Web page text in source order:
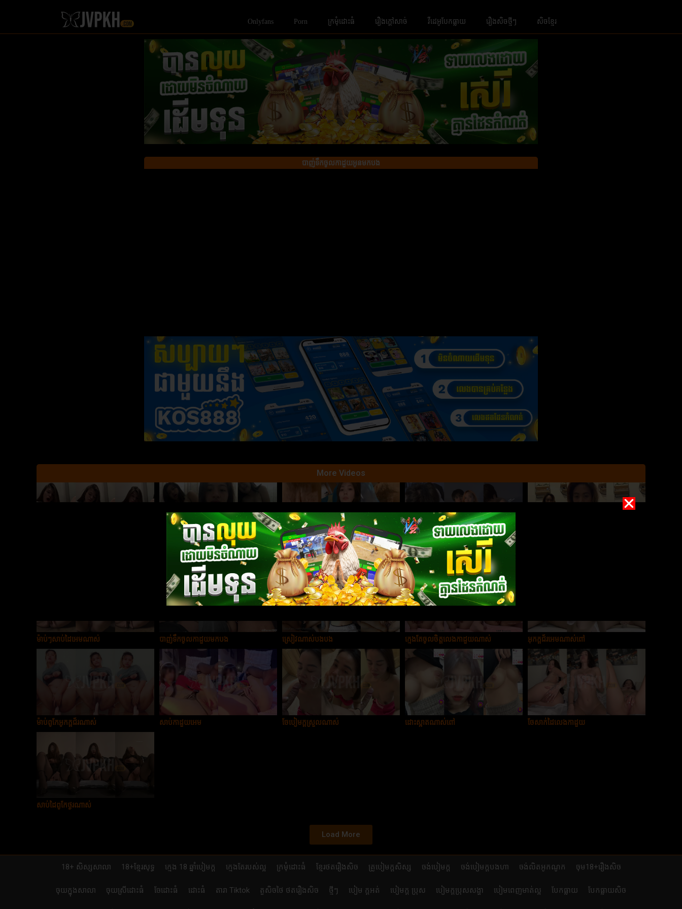
Onlyfans Porn ក្រមំុដោះធំ រឿងក្ដៅសាច់ វីដេអូបែកធ្លាយ រឿងសិចថ្មីៗ សិចខ្មែរ
បាញ់ទឹកចូលកាដួយអូនមកបង
More Videos
អូនសក់ខ្លីលេងអេមណាស់ ញុកក្ដកាដួយអេមណាស់អូន បងពូកែលាំងណាស់
ម៉ាប់ៗសាប់ដៃអេមណាស់ បាញ់ទឹកចូលកាដួយមកបង ស្រៀវណាស់បងបង ក្មេងតែចូលចិត្តលេងកាដួយណាស់ អុកក្ដជ័រអេមណាស់ពៅ
ម៉ាប់ពូកែអូកក្ដជ័រណាស់ សាប់កាដួយអេម ចែបៀមក្ដស្រួលណាស់ ដោះស្អាតណាស់ពៅ ចែសាក់ដៃលេងកាដួយ
សាប់ដៃពូកែថ្ងូរណាស់
Load More
18+ សិស្សសាលា 18+ខ្មែរសុទ្ធ ក្មេង 18 ឆ្នាំបៀមក្ដ ក្មេងតែរបស់ល្អ ក្រមុំដោះធំ ខ្មែរថតរឿងសិច គ្រូបៀមក្ដសិស្ស ចង់បៀមក្ដ ចង់បៀមក្តបងហា ចង់លិតអូកណូក ចុម18+រឿងសិច
ចុយក្នុងសាលា ចុយស្រីដោះធំ ចែដោះធំ ដោះធំ តារា Tiktok តួសិចថៃ ថតរឿងសិច ថ្មីៗ បៀម ក្ដអត់ បៀមក្ដ ប្រុស បៀមក្តប្រុសសង្ហា បៀមពេញមាត់ល្អ បែកធ្លាយ បែកធ្លាយសិច